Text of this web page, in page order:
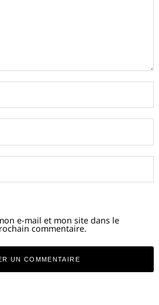
e-mail et mon site dans le
commentaire.